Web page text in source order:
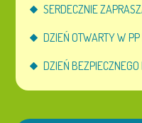
SERDECZNIE
DZIEŃ OTWARTY W
DZIEŃ BEZPIECZNEGO